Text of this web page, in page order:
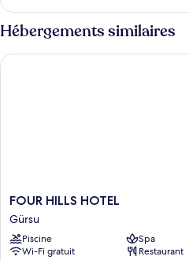
mer
le
type
de
Chambre
Hébergements similaires
FOUR
HILLS
HOTEL
Gürsu
FOUR HILLS HOTEL
Gürsu
Piscine
Spa
Wi-Fi gratuit
Restaurant
FOUR HILLS HOTEL